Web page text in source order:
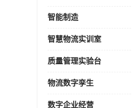
智能制造
智慧物流实训室
质量管理实验台
物流数字孪生
数字企业经营